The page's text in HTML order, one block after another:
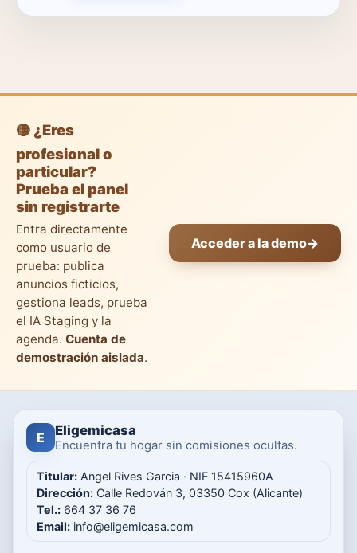
🟡 ¿Eres
profesional o
particular?
Prueba el panel
sin registrarte
Entra directamente
como usuario de
prueba: publica
anuncios ficticios,
gestiona leads, prueba
el IA Staging y la
agenda. Cuenta de
demostración aislada.
Acceder a la demo→
E Eligemicasa
Encuentra tu hogar sin comisiones ocultas.
Titular: Angel Rives Garcia · NIF 15415960A
Dirección: Calle Redován 3, 03350 Cox (Alicante)
Tel.: 664 37 36 76
Email: info@eligemicasa.com